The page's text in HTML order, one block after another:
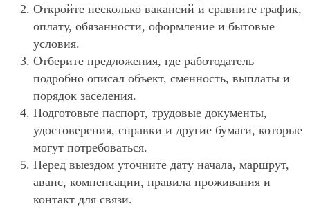
Откройте несколько вакансий и сравните график,
оплату, обязанности, оформление и бытовые
условия.
Отберите предложения, где работодатель
подробно описал объект, сменность, выплаты и
порядок заселения.
Подготовьте паспорт, трудовые документы,
удостоверения, справки и другие бумаги, которые
могут потребоваться.
Перед выездом уточните дату начала, маршрут,
аванс, компенсации, правила проживания и
контакт для связи.